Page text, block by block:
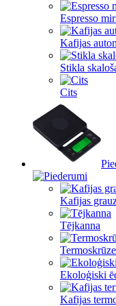
Espresso
Kafijas
Stikla
Cits
Kafijas
Tējkanna
Ekoloģiski
Kafijas